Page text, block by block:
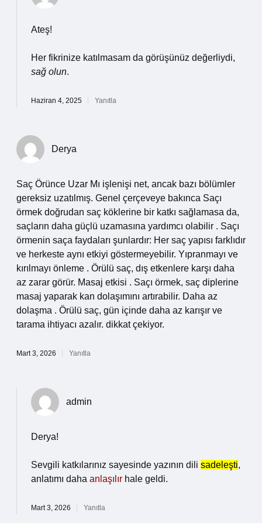
Ateş!
Her fikrinize katılmasam da görüşünüz değerliydi,
sağ olun.
Haziran 4, 2025 Yanıtla
Derya
Saç Örünce Uzar Mı işlenişi net, ancak bazı bölümler
gereksiz uzatılmış. Genel çerçeveye bakınca Saçı
örmek doğrudan saç köklerine bir katkı sağlamasa da,
saçların daha güçlü uzamasına yardımcı olabilir . Saçı
örmenin saça faydaları şunlardır: Her saç yapısı farklıdır
ve herkeste aynı etkiyi göstermeyebilir. Yıpranmayı ve
kırılmayı önleme . Örülü saç, dış etkenlere karşı daha
az zarar görür. Masaj etkisi . Saçı örmek, saç diplerine
masaj yaparak kan dolaşımını artırabilir. Daha az
dolaşma . Örülü saç, gün içinde daha az karışır ve
tarama ihtiyacı azalır. dikkat çekiyor.
Mart 3, 2026 Yanıtla
admin
Derya!
Sevgili katkılarınız sayesinde yazının dili sadeleşti,
anlatımı daha anlaşılır hale geldi.
Mart 3, 2026 Yanıtla